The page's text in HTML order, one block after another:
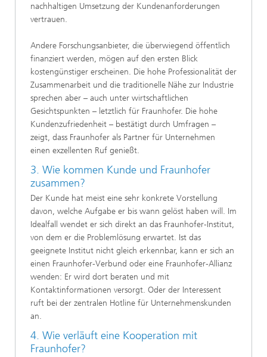
nachhaltigen Umsetzung der Kundenanforderungen
vertrauen.
Andere Forschungsanbieter, die überwiegend öffentlich
finanziert werden, mögen auf den ersten Blick
kostengünstiger erscheinen. Die hohe Professionalität der
Zusammenarbeit und die traditionelle Nähe zur Industrie
sprechen aber – auch unter wirtschaftlichen
Gesichtspunkten – letztlich für Fraunhofer. Die hohe
Kundenzufriedenheit – bestätigt durch Umfragen –
zeigt, dass Fraunhofer als Partner für Unternehmen
einen exzellenten Ruf genießt.
3. Wie kommen Kunde und Fraunhofer
zusammen?
Der Kunde hat meist eine sehr konkrete Vorstellung
davon, welche Aufgabe er bis wann gelöst haben will. Im
Idealfall wendet er sich direkt an das Fraunhofer-Institut,
von dem er die Problemlösung erwartet. Ist das
geeignete Institut nicht gleich erkennbar, kann er sich an
einen Fraunhofer-Verbund oder eine Fraunhofer-Allianz
wenden: Er wird dort beraten und mit
Kontaktinformationen versorgt. Oder der Interessent
ruft bei der zentralen Hotline für Unternehmenskunden
an.
4. Wie verläuft eine Kooperation mit
Fraunhofer?